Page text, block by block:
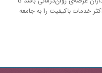
خدمات باکیفیت را به جامعه